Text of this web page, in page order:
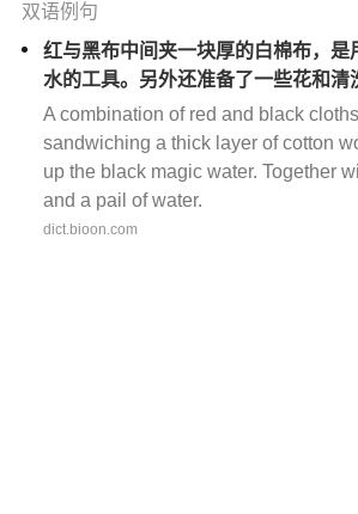
双语例句
红与黑布中间夹一块厚的白棉布，是
水的工具。另外还准备了一些花和清
A combination of red and black cloths
sandwiching a thick layer of cotton
up the black magic water. Together
and a pail of water.
dict.bioon.com